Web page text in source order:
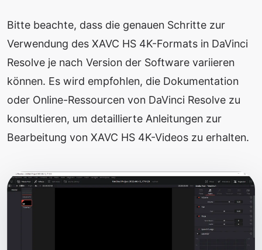
Bitte beachte, dass die genauen Schritte zur
Verwendung des XAVC HS 4K-Formats in DaVinci
Resolve je nach Version der Software variieren
können. Es wird empfohlen, die Dokumentation
oder Online-Ressourcen von DaVinci Resolve zu
konsultieren, um detaillierte Anleitungen zur
Bearbeitung von XAVC HS 4K-Videos zu erhalten.